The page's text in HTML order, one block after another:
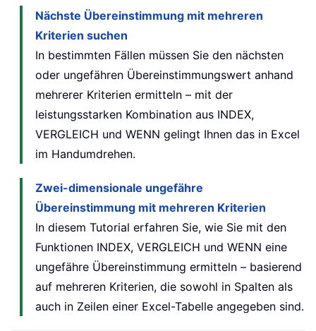
Nächste Übereinstimmung mit mehreren
Kriterien suchen
In bestimmten Fällen müssen Sie den nächsten
oder ungefähren Übereinstimmungswert anhand
mehrerer Kriterien ermitteln – mit der
leistungsstarken Kombination aus INDEX,
VERGLEICH und WENN gelingt Ihnen das in Excel
im Handumdrehen.
Zwei-dimensionale ungefähre
Übereinstimmung mit mehreren Kriterien
In diesem Tutorial erfahren Sie, wie Sie mit den
Funktionen INDEX, VERGLEICH und WENN eine
ungefähre Übereinstimmung ermitteln – basierend
auf mehreren Kriterien, die sowohl in Spalten als
auch in Zeilen einer Excel-Tabelle angegeben sind.